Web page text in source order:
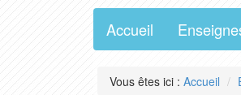
Accueil
Vous êtes ici : Accueil